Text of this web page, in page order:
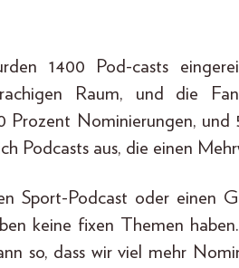
1400 Pod-casts
Raum, und die
Prozent Nominierungen, und
Podcasts aus, die einen
Sport-Podcast oder einen
keine fixen Themen
so, dass wir viel mehr